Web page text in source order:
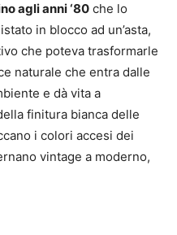
agli anni ‘80 che lo
in blocco ad un’asta,
che poteva trasformarle
naturale che entra dalle
e dà vita a
finitura bianca delle
i colori accesi dei
vintage a moderno,